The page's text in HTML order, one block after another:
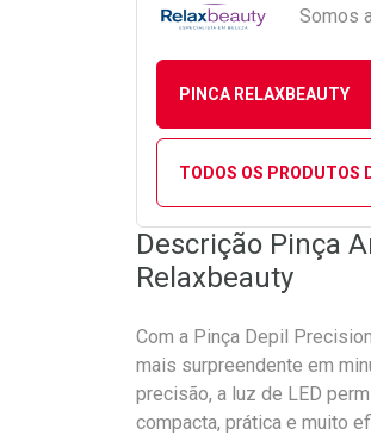
Somos
PINCA RELAXBEAUTY
TODOS OS PRODUTOS
Descrição Pinça
Relaxbeauty
Com a Pinça Depil
mais surpreendente em
precisão, a luz de LED
compacta, prática e muito